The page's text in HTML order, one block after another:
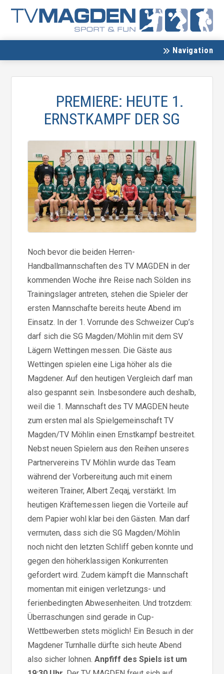
Navigation
PREMIERE: HEUTE 1.
ERNSTKAMPF DER SG
Noch bevor die beiden Herren-
Handballmannschaften des TV MAGDEN in der
kommenden Woche ihre Reise nach Sölden ins
Trainingslager antreten, stehen die Spieler der
ersten Mannschafte bereits heute Abend im
Einsatz. In der 1. Vorrunde des Schweizer Cup’s
darf sich die SG Magden/Möhlin mit dem SV
Lägern Wettingen messen. Die Gäste aus
Wettingen spielen eine Liga höher als die
Magdener. Auf den heutigen Vergleich darf man
also gespannt sein. Insbesondere auch deshalb,
weil die 1. Mannschaft des TV MAGDEN heute
zum ersten mal als Spielgemeinschaft TV
Magden/TV Möhlin einen Ernstkampf bestreitet.
Nebst neuen Spielern aus den Reihen unseres
Partnervereins TV Möhlin wurde das Team
während der Vorbereitung auch mit einem
weiteren Trainer, Albert Zeqaj, verstärkt. Im
heutigen Kräftemessen liegen die Vorteile auf
dem Papier wohl klar bei den Gästen. Man darf
vermuten, dass sich die SG Magden/Möhlin
noch nicht den letzten Schliff geben konnte und
gegen den höherklassigen Konkurrenten
gefordert wird. Zudem kämpft die Mannschaft
momentan mit einigen verletzungs- und
ferienbedingten Abwesenheiten. Und trotzdem:
Überraschungen sind gerade in Cup-
Wettbewerben stets möglich! Ein Besuch in der
Magdener Turnhalle dürfte sich heute Abend
also sicher lohnen.Anpfiff des Spiels ist um